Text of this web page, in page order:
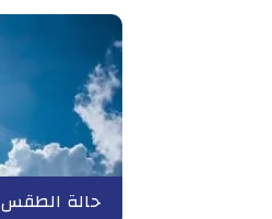
حالة الطقس